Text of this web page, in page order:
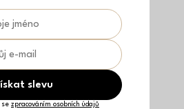
slevu
se zpracováním osobních údajů